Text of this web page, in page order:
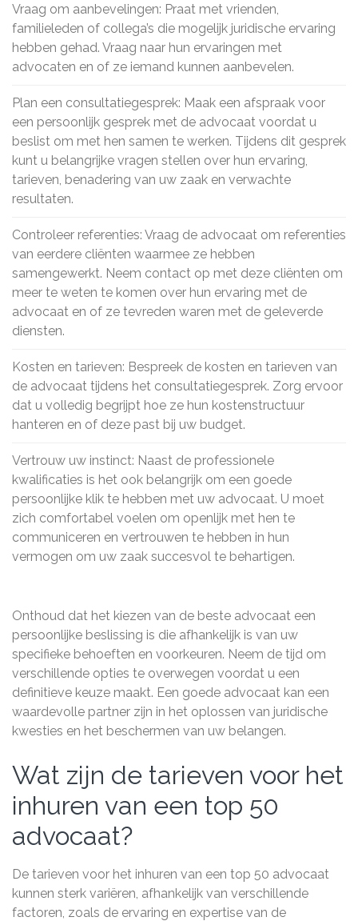
Vraag om aanbevelingen: Praat met vrienden,
familieleden of collega’s die mogelijk juridische ervaring
hebben gehad. Vraag naar hun ervaringen met
advocaten en of ze iemand kunnen aanbevelen.
Plan een consultatiegesprek: Maak een afspraak voor
een persoonlijk gesprek met de advocaat voordat u
beslist om met hen samen te werken. Tijdens dit gesprek
kunt u belangrijke vragen stellen over hun ervaring,
tarieven, benadering van uw zaak en verwachte
resultaten.
Controleer referenties: Vraag de advocaat om referenties
van eerdere cliënten waarmee ze hebben
samengewerkt. Neem contact op met deze cliënten om
meer te weten te komen over hun ervaring met de
advocaat en of ze tevreden waren met de geleverde
diensten.
Kosten en tarieven: Bespreek de kosten en tarieven van
de advocaat tijdens het consultatiegesprek. Zorg ervoor
dat u volledig begrijpt hoe ze hun kostenstructuur
hanteren en of deze past bij uw budget.
Vertrouw uw instinct: Naast de professionele
kwalificaties is het ook belangrijk om een goede
persoonlijke klik te hebben met uw advocaat. U moet
zich comfortabel voelen om openlijk met hen te
communiceren en vertrouwen te hebben in hun
vermogen om uw zaak succesvol te behartigen.
Onthoud dat het kiezen van de beste advocaat een
persoonlijke beslissing is die afhankelijk is van uw
specifieke behoeften en voorkeuren. Neem de tijd om
verschillende opties te overwegen voordat u een
definitieve keuze maakt. Een goede advocaat kan een
waardevolle partner zijn in het oplossen van juridische
kwesties en het beschermen van uw belangen.
Wat zijn de tarieven voor het
inhuren van een top 50
advocaat?
De tarieven voor het inhuren van een top 50 advocaat
kunnen sterk variëren, afhankelijk van verschillende
factoren, zoals de ervaring en expertise van de